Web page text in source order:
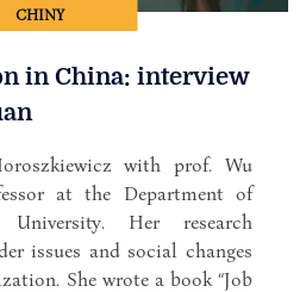
CHINY
in China: interview
with prof. Wu
at the Department of
Her research
issues and social changes
She wrote a book “Job